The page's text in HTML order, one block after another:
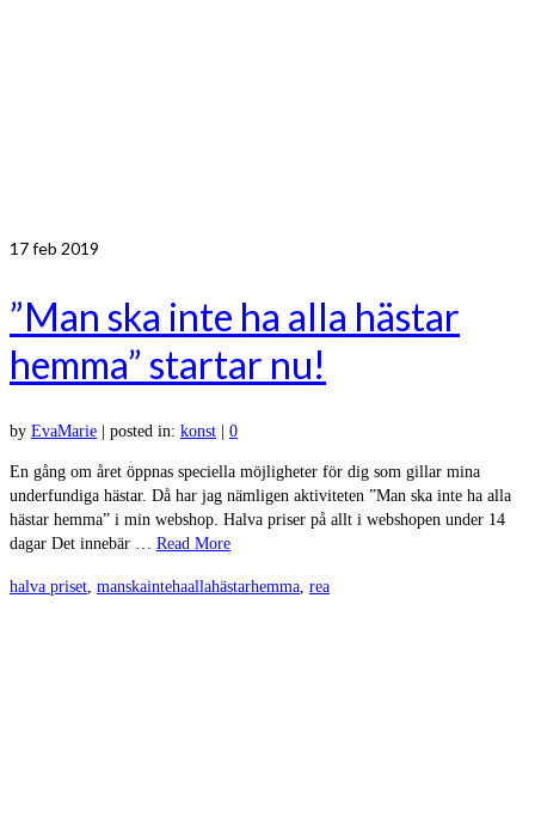
17feb 2019
”Man ska inte ha alla hästar
hemma” startar nu!
by EvaMarie posted in: konst 0
En gång om året öppnas speciella möjligheter för dig som gillar mina
underfundiga hästar. Då har jag nämligen aktiviteten ”Man ska inte ha alla
hästar hemma” i min webshop. Halva priser på allt i webshopen under 14
dagar Det innebär … Read More
halva priset, manskaintehaallahästarhemma, rea